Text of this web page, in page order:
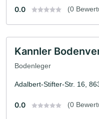
0.0 (0
Kannler
Bodenleger
Adalbert-Stifter-Str. 16,
0.0 (0